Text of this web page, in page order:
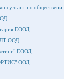
по
ЕООД
ООД
ЕООД
ООД